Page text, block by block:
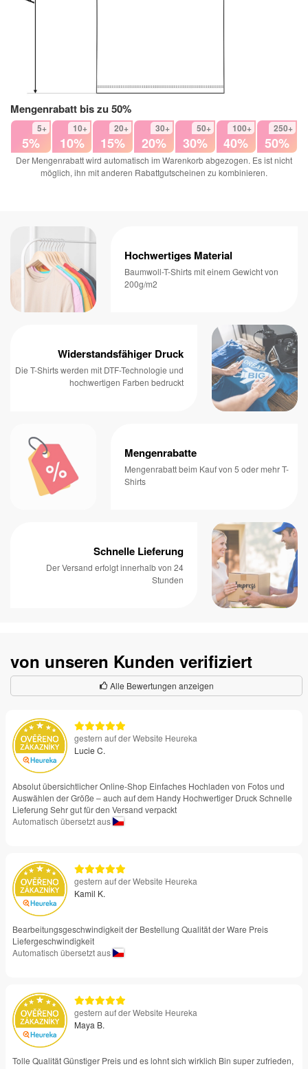
Mengenrabatt bis zu 50%
5+
5%
10+
10%
20+
15%
30+
20%
50+
30%
100+
40%
250+
50%
Der Mengenrabatt wird automatisch im Warenkorb abgezogen. Es ist nicht
möglich, ihn mit anderen Rabattgutscheinen zu kombinieren.
Hochwertiges Material
Baumwoll-T-Shirts mit einem Gewicht von
200g/m2
Widerstandsfähiger Druck
Die T-Shirts werden mit DTF-Technologie und
hochwertigen Farben bedruckt
Mengenrabatte
Mengenrabatt beim Kauf von 5 oder mehr T-
Shirts
Schnelle Lieferung
Der Versand erfolgt innerhalb von 24
Stunden
von unseren Kunden verifiziert
Alle Bewertungen anzeigen
gestern auf der Website Heureka
Lucie C.
Absolut übersichtlicher Online-Shop Einfaches Hochladen von Fotos und
Auswählen der Größe – auch auf dem Handy Hochwertiger Druck Schnelle
Lieferung Sehr gut für den Versand verpackt
Automatisch übersetzt aus
gestern auf der Website Heureka
Kamil K.
Bearbeitungsgeschwindigkeit der Bestellung Qualität der Ware Preis
Liefergeschwindigkeit
Automatisch übersetzt aus
gestern auf der Website Heureka
Maya B.
Tolle Qualität Günstiger Preis und es lohnt sich wirklich Bin super zufrieden,